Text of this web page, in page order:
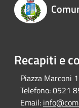
Recapiti e
Piazza Marconi
Telefono:0521
Email: